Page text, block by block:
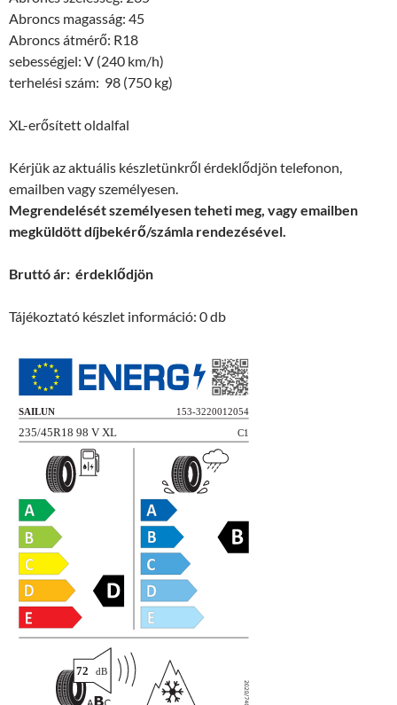
Abroncs magasság: 45
Abroncs átmérő: R18
sebességjel: V (240 km/h)
terhelési szám: 98 (750 kg)
XL-erősített oldalfal
Kérjük az aktuális készletünkről érdeklődjön telefonon,
emailben vagy személyesen.
Megrendelését személyesen teheti meg, vagy emailben
megküldött díjbekérő/számla rendezésével.
Bruttó ár: érdeklődjön
Tájékoztató készlet információ: 0 db